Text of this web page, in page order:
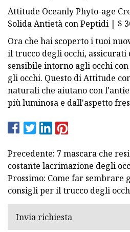
Attitude Oceanly Phyto-age
Solida Antietà con Peptidi | $
Ora che hai scoperto i tuoi
il trucco degli occhi,
sensibile intorno agli occhi
gli occhi. Questo di Attitude
naturali che aiutano con
più luminosa e dall'aspetto
Precedente: 7 mascara che
costante lacrimazione degli
Prossimo: Come far sembrare
consigli per il trucco degli
Invia richiesta